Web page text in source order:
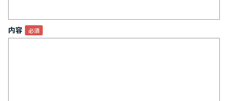
内容